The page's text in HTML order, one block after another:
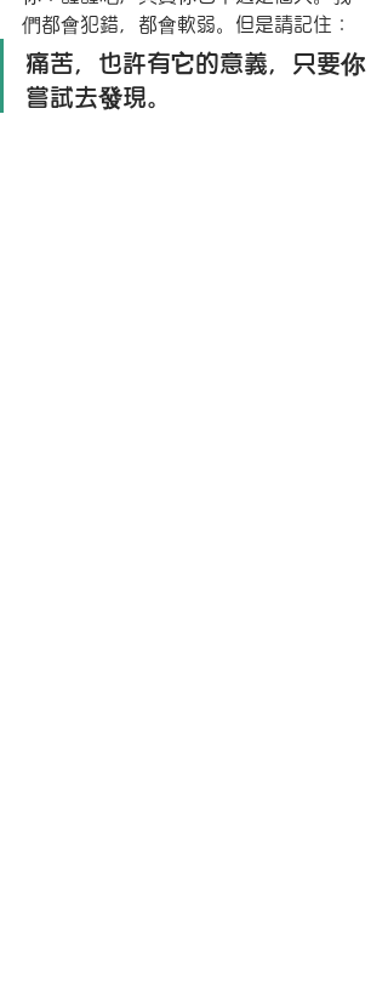
們都會犯錯，都會軟弱。但是請記住：
痛苦，也許有它的意義，只要你
嘗試去發現。